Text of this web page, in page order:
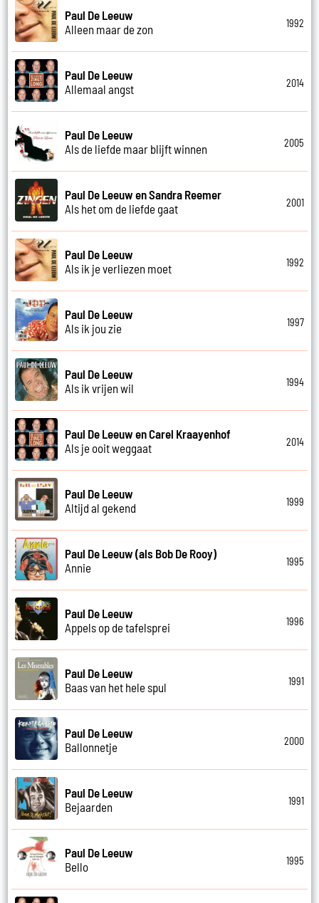
Paul De Leeuw
Alleen maar de zon
1992
Paul De Leeuw
Allemaal angst
2014
Paul De Leeuw
Als de liefde maar blijft winnen
2005
Paul De Leeuw en Sandra Reemer
Als het om de liefde gaat
2001
Paul De Leeuw
Als ik je verliezen moet
1992
Paul De Leeuw
Als ik jou zie
1997
Paul De Leeuw
Als ik vrijen wil
1994
Paul De Leeuw en Carel Kraayenhof
Als je ooit weggaat
2014
Paul De Leeuw
Altijd al gekend
1999
Paul De Leeuw (als Bob De Rooy)
Annie
1995
Paul De Leeuw
Appels op de tafelsprei
1996
Paul De Leeuw
Baas van het hele spul
1991
Paul De Leeuw
Ballonnetje
2000
Paul De Leeuw
Bejaarden
1991
Paul De Leeuw
Bello
1995